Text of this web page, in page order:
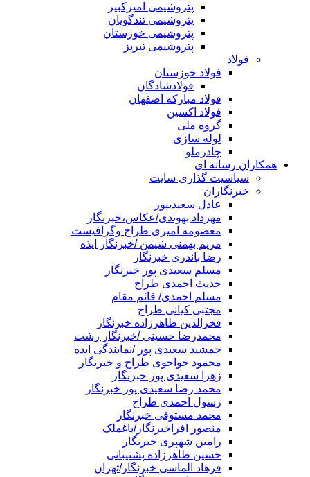
پتروشیمی امیرکبیر
پتروشیمی تندگویان
پتروشیمی خوزستان
پتروشیمی تبریز
فولاد
فولاد خوزستان
فولادشادگان
فولاد مبارکه اصفهان
فولاد اکسین
گروه ملی
لوله سازی
چادرملو
همکاران رسانه ای
سیاسیت گذاری سایت
خبرنگاران
عادل سعیدیپور
مهرداد بهوندی/عکاس،خبرنگار
معصومه امیری طراح وگرافیست
مریم بهمنی شیمن /خبرنگار ایذه
رضا باندری خبرنگار
مسلم سعیدی پور خبرنگار
حدیث احمدی طراح
مسلم احمدی/ قائم مقام
مجتبی کیانی طراح
فخرالدین طاهرزاده خبرنگار
محمدرضا حسینی /خبرنگار رشت
جمشید سعیدی پور /نمایندگی ایذه
محمود خواجوی طراح و خبرنگار
زهرا سعیدی پور خبرنگار
محمد رضا سعیدی پور خبرنگار
رسول احمدی طراح
محمد مستوفی خبرنگار
منصور افراخبرنگار/باغملک
رامین شهپری خبرنگار
حسین طاهرزاده پشتیبانی
فرهاد الماسی خبرنگار/تهران